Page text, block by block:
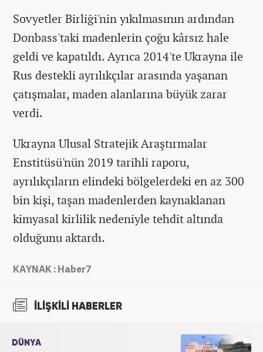
Sovyetler Birliği'nin yıkılmasının ardından
Donbass'taki madenlerin çoğu kârsız hale
geldi ve kapatıldı. Ayrıca 2014'te Ukrayna ile
Rus destekli ayrılıkçılar arasında yaşanan
çatışmalar, maden alanlarına büyük zarar
verdi.
Ukrayna Ulusal Stratejik Araştırmalar
Enstitüsü'nün 2019 tarihli raporu,
ayrılıkçıların elindeki bölgelerdeki en az 300
bin kişi, taşan madenlerden kaynaklanan
kimyasal kirlilik nedeniyle tehdit altında
olduğunu aktardı.
KAYNAK : Haber7
İLİŞKİLİ HABERLER
DÜNYA